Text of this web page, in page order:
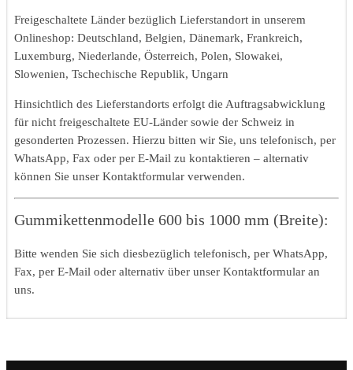
Freigeschaltete Länder bezüglich Lieferstandort in unserem
Onlineshop: Deutschland, Belgien, Dänemark, Frankreich,
Luxemburg, Niederlande, Österreich, Polen, Slowakei,
Slowenien, Tschechische Republik, Ungarn
Hinsichtlich des Lieferstandorts erfolgt die Auftragsabwicklung
für nicht freigeschaltete EU-Länder sowie der Schweiz in
gesonderten Prozessen. Hierzu bitten wir Sie, uns telefonisch, per
WhatsApp, Fax oder per E-Mail zu kontaktieren – alternativ
können Sie unser Kontaktformular verwenden.
Gummikettenmodelle 600 bis 1000 mm (Breite):
Bitte wenden Sie sich diesbezüglich telefonisch, per WhatsApp,
Fax, per E-Mail oder alternativ über unser Kontaktformular an
uns.